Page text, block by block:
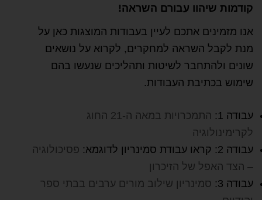
קודמות שיהוו עבורם השראה!
אנו מזמינים אתכם לעיין בעבודות המוצגות כאן על
מנת לקבל השראה למחקרים, לקרוא על נושאים
שונים ולהתחבר לשיטות ותהליכים שנעשו בהם
שימוש בכתיבת העבודות.
עבודה 1:
התמכרויות במאה ה-21 החוג
לקרימינולוגיה
עבודה 2: קראו עבודת סמינריון לדוגמא:
פסיכולוגיה
– הצד האפל של הזיכרון
עבודה 3:
סמינריון שילוב מורים ערבים בבתי ספר